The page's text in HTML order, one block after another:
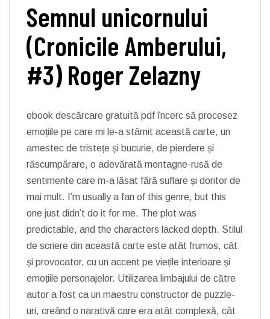
Semnul unicornului
(Cronicile Amberului,
#3) Roger Zelazny
ebook descărcare gratuită pdf încerc să procesez
emoțiile pe care mi le-a stârnit această carte, un
amestec de tristețe și bucurie, de pierdere și
răscumpărare, o adevărată montagne-rusă de
sentimente care m-a lăsat fără suflare și doritor de
mai mult. I’m usually a fan of this genre, but this
one just didn’t do it for me. The plot was
predictable, and the characters lacked depth. Stilul
de scriere din această carte este atât frumos, cât
și provocator, cu un accent pe viețile interioare și
emoțiile personajelor. Utilizarea limbajului de către
autor a fost ca un maestru constructor de puzzle-
uri, creând o narativă care era atât complexă, cât